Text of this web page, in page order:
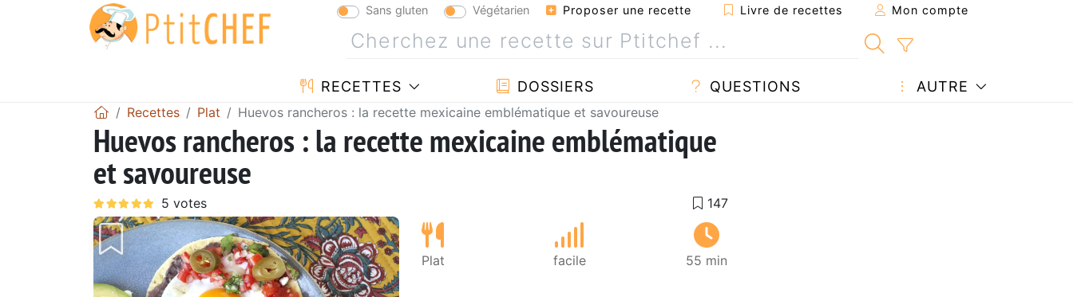
Sans gluten Végétarien Proposer une recette Livre de recettes Mon compte
RECETTES DOSSIERS QUESTIONS AUTRE
Recettes Plat Huevos rancheros : la recette mexicaine emblématique et savoureuse
Huevos rancheros : la recette mexicaine emblématique
et savoureuse
Plat facile 55 min